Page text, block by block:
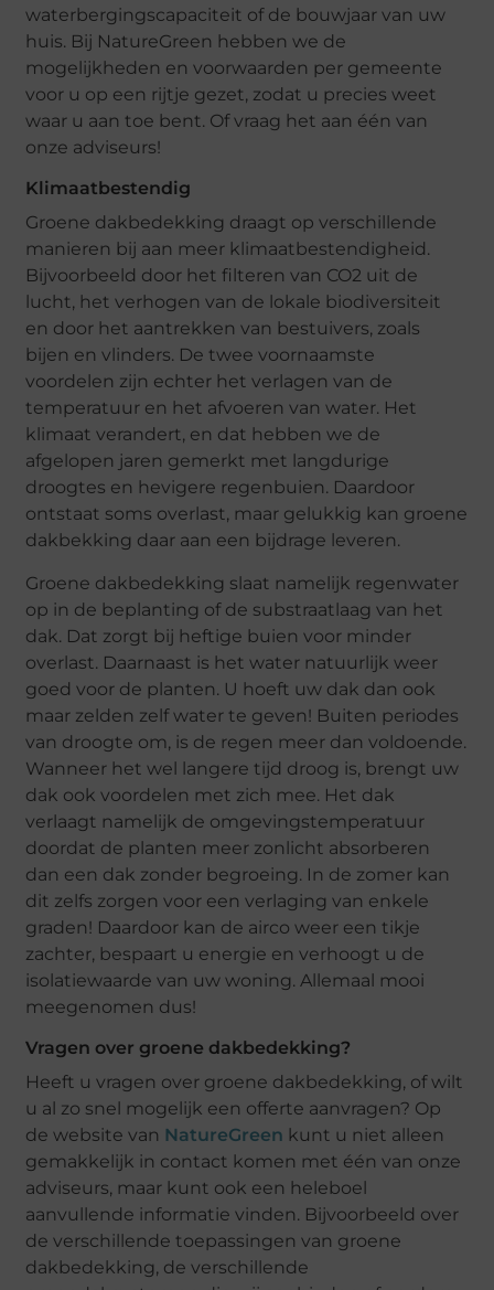
waterbergingscapaciteit of de bouwjaar van uw
huis. Bij NatureGreen hebben we de
mogelijkheden en voorwaarden per gemeente
voor u op een rijtje gezet, zodat u precies weet
waar u aan toe bent. Of vraag het aan één van
onze adviseurs!
Klimaatbestendig
Groene dakbedekking draagt op verschillende
manieren bij aan meer klimaatbestendigheid.
Bijvoorbeeld door het filteren van CO2 uit de
lucht, het verhogen van de lokale biodiversiteit
en door het aantrekken van bestuivers, zoals
bijen en vlinders. De twee voornaamste
voordelen zijn echter het verlagen van de
temperatuur en het afvoeren van water. Het
klimaat verandert, en dat hebben we de
afgelopen jaren gemerkt met langdurige
droogtes en hevigere regenbuien. Daardoor
ontstaat soms overlast, maar gelukkig kan groene
dakbekking daar aan een bijdrage leveren.
Groene dakbedekking slaat namelijk regenwater
op in de beplanting of de substraatlaag van het
dak. Dat zorgt bij heftige buien voor minder
overlast. Daarnaast is het water natuurlijk weer
goed voor de planten. U hoeft uw dak dan ook
maar zelden zelf water te geven! Buiten periodes
van droogte om, is de regen meer dan voldoende.
Wanneer het wel langere tijd droog is, brengt uw
dak ook voordelen met zich mee. Het dak
verlaagt namelijk de omgevingstemperatuur
doordat de planten meer zonlicht absorberen
dan een dak zonder begroeing. In de zomer kan
dit zelfs zorgen voor een verlaging van enkele
graden! Daardoor kan de airco weer een tikje
zachter, bespaart u energie en verhoogt u de
isolatiewaarde van uw woning. Allemaal mooi
meegenomen dus!
Vragen over groene dakbedekking?
Heeft u vragen over groene dakbedekking, of wilt
u al zo snel mogelijk een offerte aanvragen? Op
de website van NatureGreen kunt u niet alleen
gemakkelijk in contact komen met één van onze
adviseurs, maar kunt ook een heleboel
aanvullende informatie vinden. Bijvoorbeeld over
de verschillende toepassingen van groene
dakbedekking, de verschillende